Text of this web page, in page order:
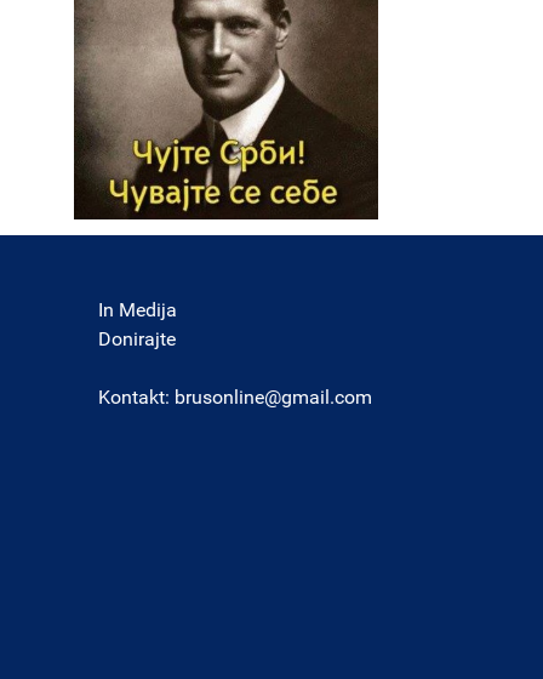
In Medija
Donirajte
Kontakt: brusonline@gmail.com